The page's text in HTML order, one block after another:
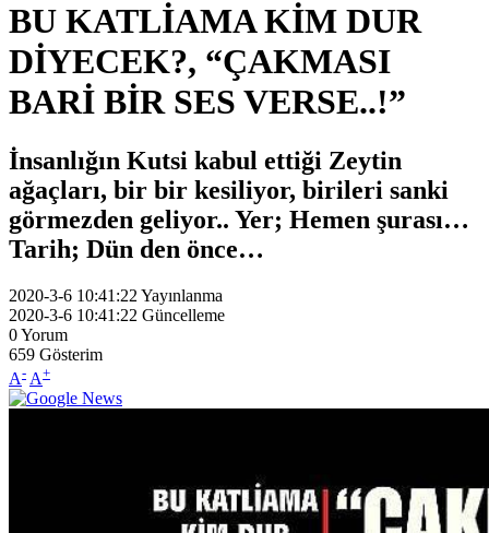
BU KATLİAMA KİM DUR
DİYECEK?, “ÇAKMASI
BARİ BİR SES VERSE..!”
İnsanlığın Kutsi kabul ettiği Zeytin
ağaçları, bir bir kesiliyor, birileri sanki
görmezden geliyor.. Yer; Hemen şurası…
Tarih; Dün den önce…
2020-3-6 10:41:22 Yayınlanma
2020-3-6 10:41:22 Güncelleme
0Yorum
659 Gösterim
A- A+